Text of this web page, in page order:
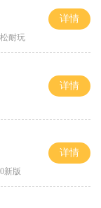
耐玩
详情
详情
新版
详情